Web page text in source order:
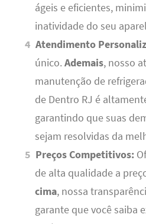
ágeis e eficientes,
inatividade do seu
Atendimento
único. Ademais, nosso
manutenção de
de Dentro RJ é
garantindo que suas
sejam resolvidas da
Preços Competitivos:
de alta qualidade a
cima, nossa
garante que você saiba